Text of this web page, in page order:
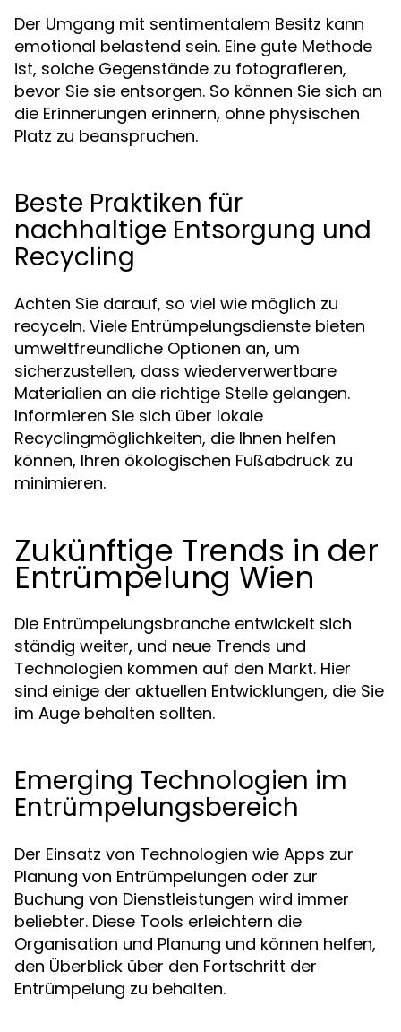
Der Umgang mit sentimentalem Besitz kann
emotional belastend sein. Eine gute Methode
ist, solche Gegenstände zu fotografieren,
bevor Sie sie entsorgen. So können Sie sich an
die Erinnerungen erinnern, ohne physischen
Platz zu beanspruchen.
Beste Praktiken für
nachhaltige Entsorgung und
Recycling
Achten Sie darauf, so viel wie möglich zu
recyceln. Viele Entrümpelungsdienste bieten
umweltfreundliche Optionen an, um
sicherzustellen, dass wiederverwertbare
Materialien an die richtige Stelle gelangen.
Informieren Sie sich über lokale
Recyclingmöglichkeiten, die Ihnen helfen
können, Ihren ökologischen Fußabdruck zu
minimieren.
Zukünftige Trends in der
Entrümpelung Wien
Die Entrümpelungsbranche entwickelt sich
ständig weiter, und neue Trends und
Technologien kommen auf den Markt. Hier
sind einige der aktuellen Entwicklungen, die Sie
im Auge behalten sollten.
Emerging Technologien im
Entrümpelungsbereich
Der Einsatz von Technologien wie Apps zur
Planung von Entrümpelungen oder zur
Buchung von Dienstleistungen wird immer
beliebter. Diese Tools erleichtern die
Organisation und Planung und können helfen,
den Überblick über den Fortschritt der
Entrümpelung zu behalten.